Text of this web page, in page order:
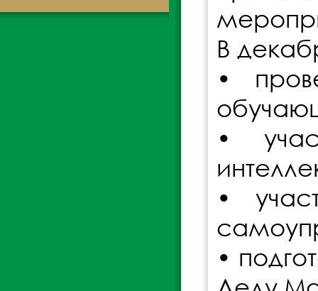
В
•
•
•
•